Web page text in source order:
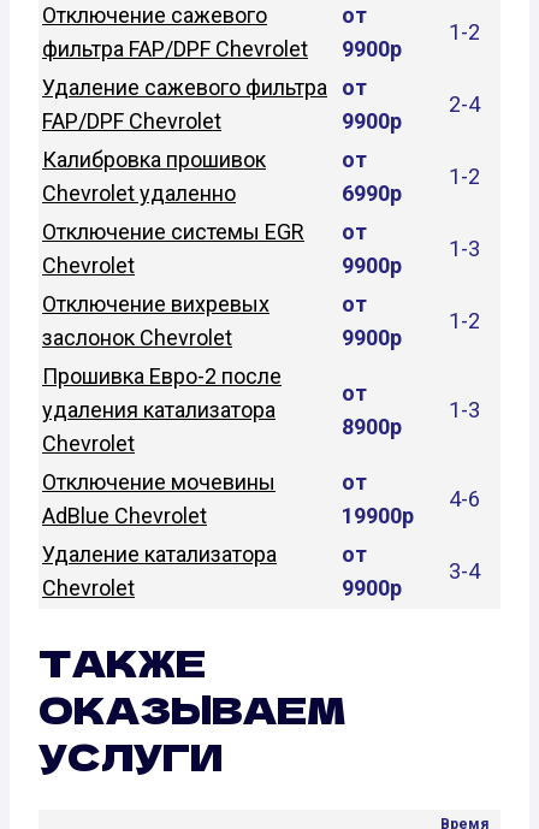
Отключение сажевого
фильтра FAP/DPF Chevrolet
от
9900р
1-2
Удаление сажевого фильтра
FAP/DPF Chevrolet
от
9900р
2-4
Калибровка прошивок
Chevrolet удаленно
от
6990р
1-2
Отключение системы EGR
Chevrolet
от
9900р
1-3
Отключение вихревых
заслонок Chevrolet
от
9900р
1-2
Прошивка Евро-2 после
удаления катализатора
Chevrolet
от
8900р
1-3
Отключение мочевины
AdBlue Chevrolet
от
19900р
4-6
Удаление катализатора
Chevrolet
от
9900р
3-4
ТАКЖЕ
ОКАЗЫВАЕМ
УСЛУГИ
Время